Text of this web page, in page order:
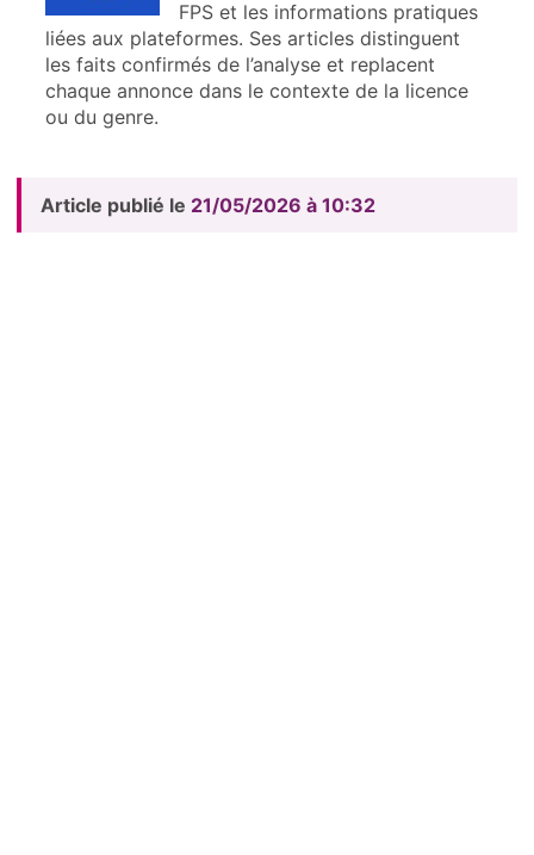
FPS et les informations pratiques
liées aux plateformes. Ses articles distinguent
les faits confirmés de l’analyse et replacent
chaque annonce dans le contexte de la licence
ou du genre.
Article publié le 21/05/2026 à 10:32